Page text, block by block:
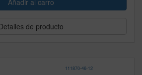
de producto
111870-46-12